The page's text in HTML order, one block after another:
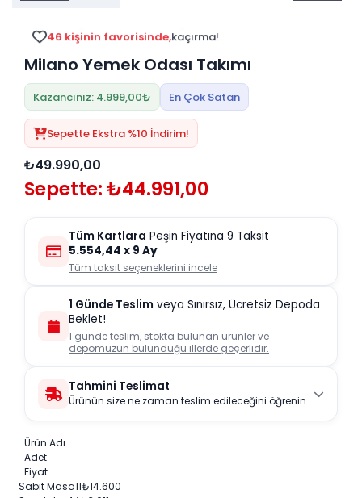
46 kişinin favorisinde,kaçırma!
Milano Yemek Odası Takımı
Kazancınız: 4.999,00₺ En Çok Satan
Sepette Ekstra %10 İndirim!
₺49.990,00
Sepette: ₺44.991,00
Tüm Kartlara Peşin Fiyatına 9 Taksit
5.554,44 x 9 Ay
Tüm taksit seçeneklerini incele
1 Günde Teslim veya Sınırsız, Ücretsiz Depoda
Beklet!
1 günde teslim, stokta bulunan ürünler ve
depomuzun bulunduğu illerde geçerlidir.
Tahmini Teslimat
Ürünün size ne zaman teslim edileceğini öğrenin.
Ürün Adı
Adet
Fiyat
Sabit Masa11₺14.600
Orta Sehpa
Zigon Sehpa
Orta Puflar
Baza
Çalışma Masası
Duvar Rafı
Kitaplık
Masa Setleri
Tablo